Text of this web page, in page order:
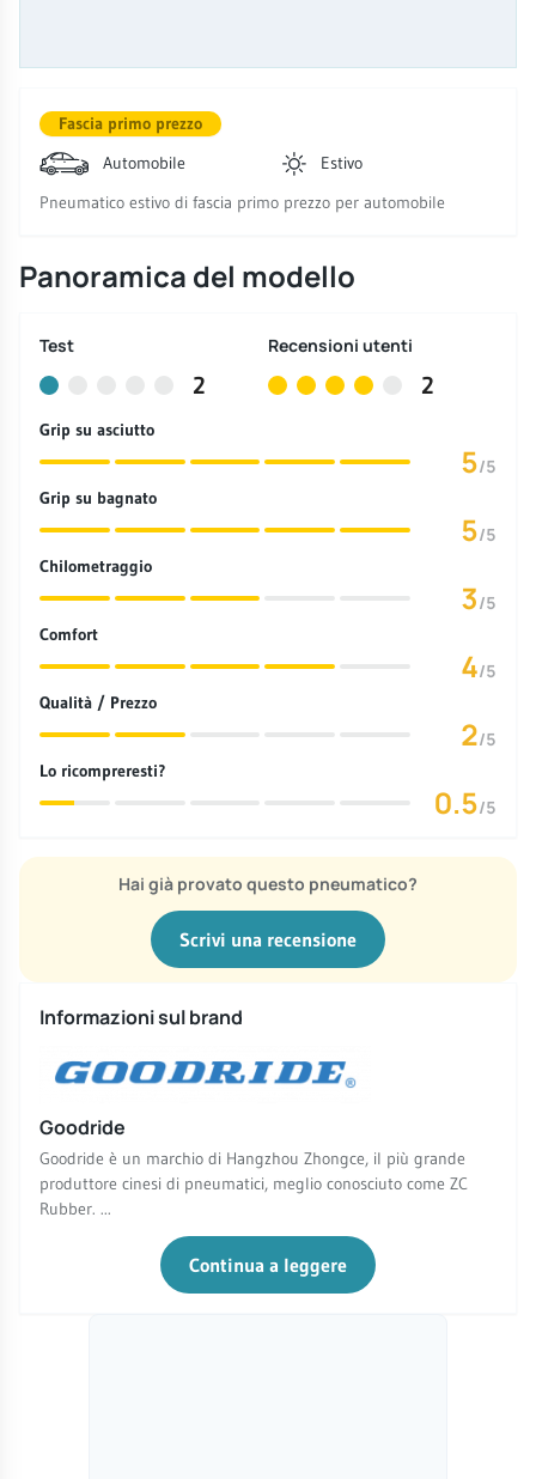
Fascia primo prezzo
Automobile
Estivo
Pneumatico estivo di fascia primo prezzo per automobile
Panoramica del modello
Test
2
Recensioni utenti
2
Grip su asciutto
5/5
Grip su bagnato
5/5
Chilometraggio
3/5
Comfort
4/5
Qualità / Prezzo
2/5
Lo ricompreresti?
0.5/5
Hai già provato questo pneumatico?
Scrivi una recensione
Informazioni sul brand
Goodride
Goodride è un marchio di Hangzhou Zhongce, il più grande
produttore cinesi di pneumatici, meglio conosciuto come ZC
Rubber. ...
Continua a leggere